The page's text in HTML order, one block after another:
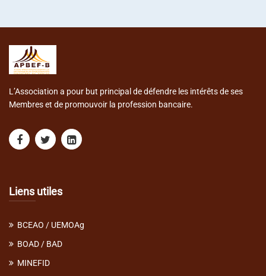
L’Association a pour but principal de défendre les intérêts de ses
Membres et de promouvoir la profession bancaire.
Liens utiles
BCEAO / UEMOAg
BOAD / BAD
MINEFID